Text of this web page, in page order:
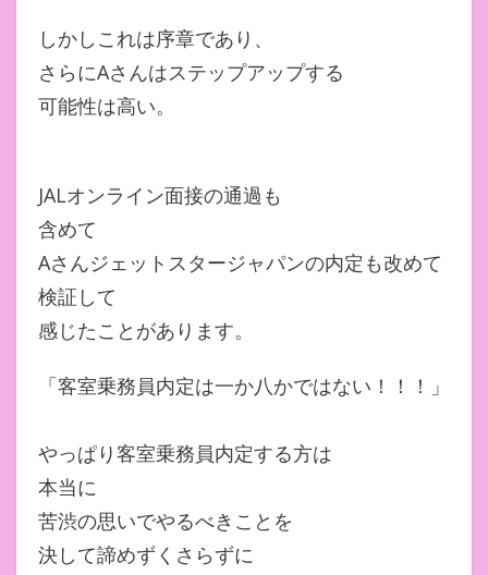
しかしこれは序章であり、
さらにAさんはステップアップする
可能性は高い。
JALオンライン面接の通過も
含めて
Aさんジェットスタージャパンの内定も改めて
検証して
感じたことがあります。
「客室乗務員内定は一か八かではない！！！」
やっぱり客室乗務員内定する方は
本当に
苦渋の思いでやるべきことを
決して諦めずくさらずに